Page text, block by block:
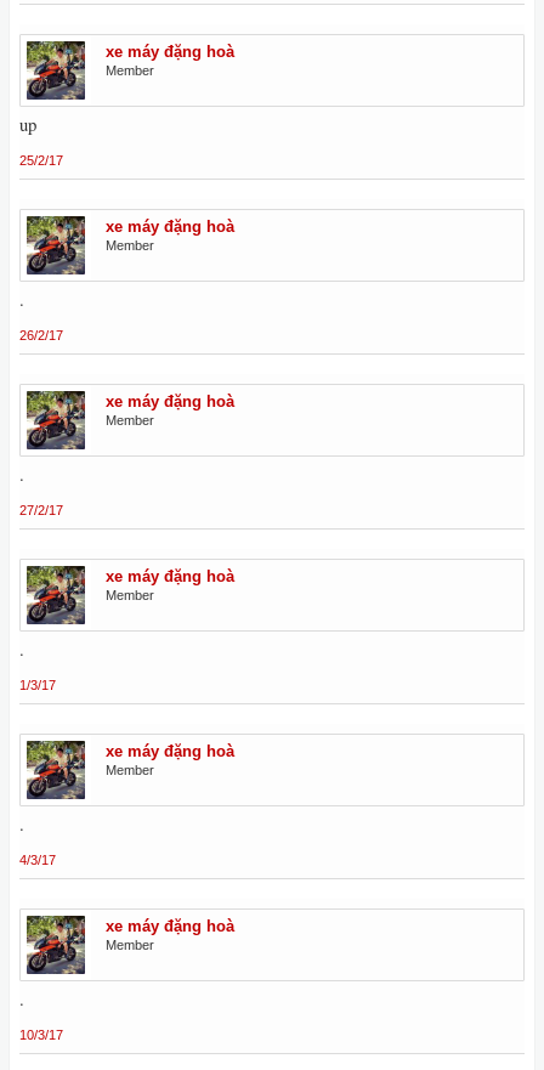
xe máy đặng hoà
Member
up
25/2/17
xe máy đặng hoà
Member
.
26/2/17
xe máy đặng hoà
Member
.
27/2/17
xe máy đặng hoà
Member
.
1/3/17
xe máy đặng hoà
Member
.
4/3/17
xe máy đặng hoà
Member
.
10/3/17